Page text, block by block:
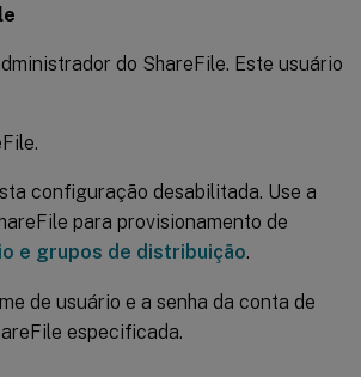
do ShareFile. Este usuário
configuração desabilitada. Use a
para provisionamento de
e grupos de distribuição.
de usuário e a senha da conta de
especificada.